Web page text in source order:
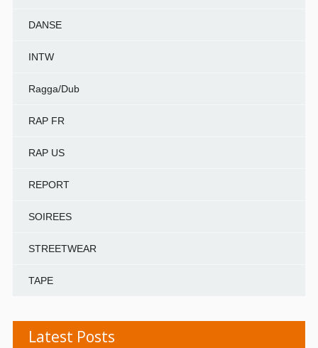
DANSE
INTW
Ragga/Dub
RAP FR
RAP US
REPORT
SOIREES
STREETWEAR
TAPE
Latest Posts